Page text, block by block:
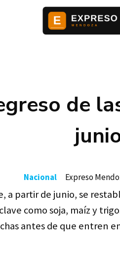
de
a partir de junio, se
como soja, maíz y
antes de que entren
Nacional Expreso